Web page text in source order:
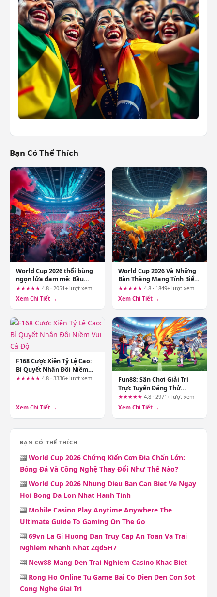
Bạn Có Thể Thích
World Cup 2026 thổi bùng
ngọn lửa đam mê: Bầu
không khí bóng đá chưa
từng có
★★★★★ 4.8 · 2051+ lượt xem
Xem Chi Tiết →
World Cup 2026 Và Những
Bàn Thắng Mang Tính Biểu
Tượng Trong Lịch Sử Bóng
Đá Thế Giới
★★★★★ 4.8 · 1849+ lượt xem
Xem Chi Tiết →
F168 Cược Xiên Tỷ Lệ Cao:
Bí Quyết Nhân Đôi Niềm
Vui Cá Độ
★★★★★ 4.8 · 3336+ lượt xem
Xem Chi Tiết →
Fun88: Sân Chơi Giải Trí
Trực Tuyến Đáng Thử
Nghiệm Nhất Hiện Nay
★★★★★ 4.8 · 2971+ lượt xem
Xem Chi Tiết →
BẠN CÓ THỂ THÍCH
🎰 World Cup 2026 Chứng Kiến Cơn Địa Chấn Lớn:
Bóng Đá Và Công Nghệ Thay Đổi Như Thế Nào?
🎰 World Cup 2026 Nhung Dieu Ban Can Biet Ve Ngay
Hoi Bong Da Lon Nhat Hanh Tinh
🎰 Mobile Casino Play Anytime Anywhere The
Ultimate Guide To Gaming On The Go
🎰 69vn La Gi Huong Dan Truy Cap An Toan Va Trai
Nghiem Nhanh Nhat Zqd5H7
🎰 New88 Mang Den Trai Nghiem Casino Khac Biet
🎰 Rong Ho Online Tu Game Bai Co Dien Den Con Sot
Cong Nghe Giai Tri